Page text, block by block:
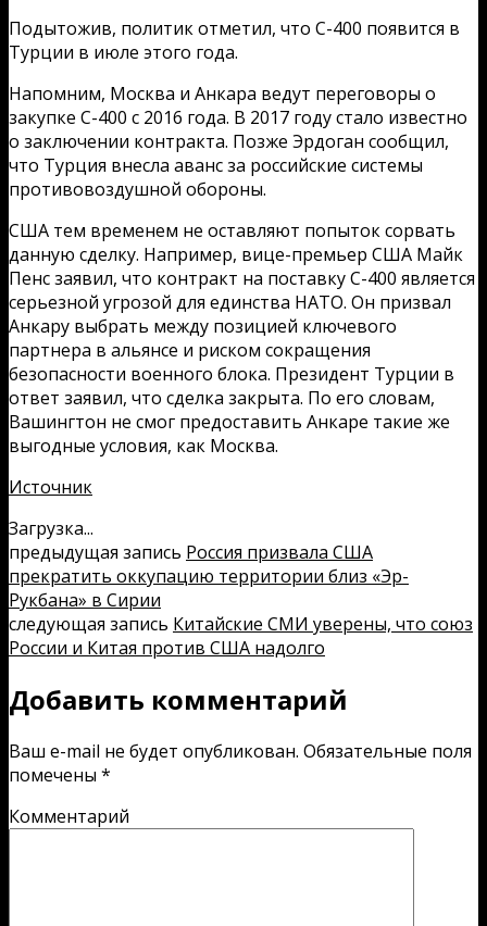
Подытожив, политик отметил, что С-400 появится в
Турции в июле этого года.
Напомним, Москва и Анкара ведут переговоры о
закупке С-400 с 2016 года. В 2017 году стало известно
о заключении контракта. Позже Эрдоган сообщил,
что Турция внесла аванс за российские системы
противовоздушной обороны.
США тем временем не оставляют попыток сорвать
данную сделку. Например, вице-премьер США Майк
Пенс заявил, что контракт на поставку С-400 является
серьезной угрозой для единства НАТО. Он призвал
Анкару выбрать между позицией ключевого
партнера в альянсе и риском сокращения
безопасности военного блока. Президент Турции в
ответ заявил, что сделка закрыта. По его словам,
Вашингтон не смог предоставить Анкаре такие же
выгодные условия, как Москва.
Источник
Загрузка...
предыдущая запись Россия призвала США
прекратить оккупацию территории близ «Эр-
Рукбана» в Сирии
следующая запись Китайские СМИ уверены, что союз
России и Китая против США надолго
Добавить комментарий
Ваш e-mail не будет опубликован. Обязательные поля
помечены *
Комментарий